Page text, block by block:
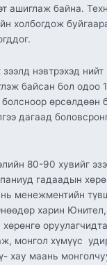
ашиглаж байна.
холбогдож
зээлд нэвтрэхэд
байсан бол одоо
өрсөлдөөн
дагаад
80-90 хувийг
гадаадын
менежментийн
харин
монгол хүмүүс
хау маань